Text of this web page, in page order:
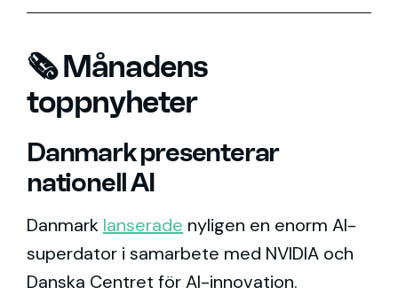
🗞️ Månadens
toppnyheter
Danmark presenterar
nationell AI
Danmark lanserade nyligen en enorm AI-
superdator i samarbete med NVIDIA och
Danska Centret för AI-innovation.